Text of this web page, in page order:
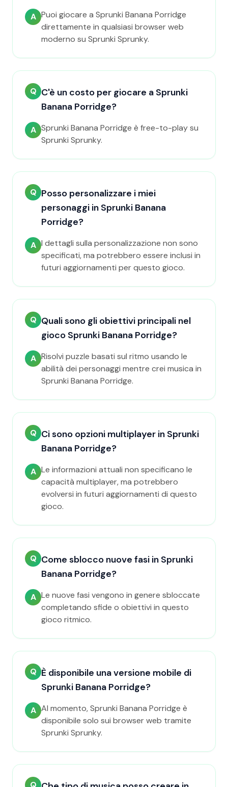
A Puoi giocare a Sprunki Banana Porridge
direttamente in qualsiasi browser web
moderno su Sprunki Sprunky.
Q C'è un costo per giocare a Sprunki
Banana Porridge?
A Sprunki Banana Porridge è free-to-play su
Sprunki Sprunky.
Q Posso personalizzare i miei
personaggi in Sprunki Banana
Porridge?
A I dettagli sulla personalizzazione non sono
specificati, ma potrebbero essere inclusi in
futuri aggiornamenti per questo gioco.
Q Quali sono gli obiettivi principali nel
gioco Sprunki Banana Porridge?
A Risolvi puzzle basati sul ritmo usando le
abilità dei personaggi mentre crei musica in
Sprunki Banana Porridge.
Q Ci sono opzioni multiplayer in Sprunki
Banana Porridge?
A Le informazioni attuali non specificano le
capacità multiplayer, ma potrebbero
evolversi in futuri aggiornamenti di questo
gioco.
Q Come sblocco nuove fasi in Sprunki
Banana Porridge?
A Le nuove fasi vengono in genere sbloccate
completando sfide o obiettivi in questo
gioco ritmico.
Q È disponibile una versione mobile di
Sprunki Banana Porridge?
A Al momento, Sprunki Banana Porridge è
disponibile solo sui browser web tramite
Sprunki Sprunky.
Q